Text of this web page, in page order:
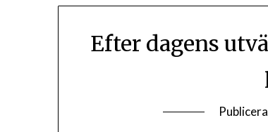
Efter dagens